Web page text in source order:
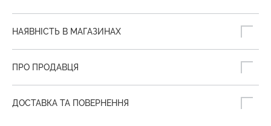
НАЯВНІСТЬ В МАГАЗИНАХ
ПРО ПРОДАВЦЯ
ДОСТАВКА ТА ПОВЕРНЕННЯ